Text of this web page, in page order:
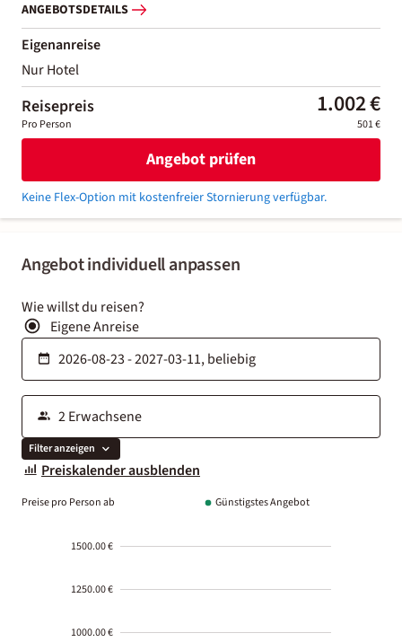
Angebot individuell anpassen
Wie willst du reisen?
Eigene Anreise
Filter anzeigen
Preiskalender ausblenden
Preise pro Person ab Günstigstes Angebot
1500.00 €
1250.00 €
1000.00 €
ANGEBOTSDETAILS
Eigenanreise
Nur Hotel
Reisepreis 1.002 €
Pro Person 501 €
Angebot prüfen
Keine Flex-Option mit kostenfreier Stornierung verfügbar.